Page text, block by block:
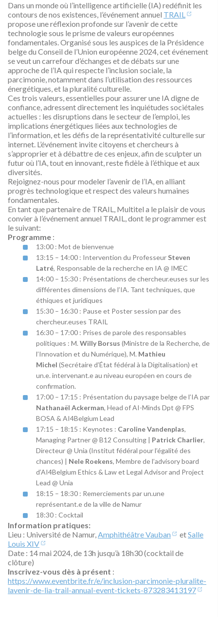
Dans un monde où l’intelligence artificielle (IA) redéfinit les
contours de nos existences, l’événement annuel TRAIL
propose une réflexion profonde sur l’avenir de cette
technologie sous le prisme de valeurs européennes
fondamentales. Organisé sous les auspices de la Présidence
belge du Conseil de l’Union européenne 2024, cet événement
se veut un carrefour d’échanges et de débats sur une
approche de l’IA qui respecte l’inclusion sociale, la
parcimonie, notamment dans l’utilisation des ressources
énergétiques, et la pluralité culturelle.
Ces trois valeurs, essentielles pour assurer une IA digne de
confiance, adressent directement les inquiétudes sociétales
actuelles : les disruptions dans le secteur de l’emploi, les
implications énergétiques liées aux technologies de
l’information, et les défis de la représentativité culturelle sur
internet. L’événement invite citoyens et chercheurs à
s’approprier et à débattre de ces enjeux, afin de sculpter un
futur où l’IA, tout en innovant, reste fidèle à l’éthique et aux
diversités.
Rejoignez-nous pour modeler l’avenir de l’IA, en alliant
progrès technologique et respect des valeurs humaines
fondamentales.
En tant que partenaire de TRAIL, Multitel a le plaisir de vous
convier à l’événement annuel TRAIL, dont le programmer est
le suivant:
Programme :
13:00 : Mot de bienvenue
13:15 – 14:00 : Intervention du Professeur Steven
Latré, Responsable de la recherche en IA @ IMEC
14:00 – 15:30 : Présentations de chercheur.euses sur les
différentes dimensions de l’IA. Tant techniques, que
éthiques et juridiques
15:30 – 16:30 : Pause et Poster session par des
chercheur.euses TRAIL
16:30 – 17:00 : Prises de parole des responsables
politiques : M. Willy Borsus (Ministre de la Recherche, de
l’Innovation et du Numérique), M. Mathieu
Michel (Secrétaire d’État fédéral à la Digitalisation) et
un.e. intervenant.e au niveau européen en cours de
confirmation.
17:00 – 17:15 : Présentation du paysage belge de l’IA par
Nathanaël Ackerman, Head of AI-Minds Dpt @ FPS
BOSA & AI4Belgium Lead
17:15 – 18:15 : Keynotes : Caroline Vandenplas,
Managing Partner @ B12 Consulting | Patrick Charlier,
Directeur @ Unia (Institut fédéral pour l’égalité des
chances) | Nele Roekens, Membre de l’advisory board
d’AI4Belgium Ethics & Law et Legal Advisor and Project
Lead @ Unia
18:15 – 18:30 : Remerciements par un.une
représentant.e de la ville de Namur
18:30 : Cocktail
Information pratiques:
Lieu : Université de Namur,Amphithéâtre Vauban etSalle
Louis XIV
Date : 14 mai 2024, de 13h jusqu’à 18h30 (cocktail de
clôture)
Inscrivez-vous dès à présent :
https://www.eventbrite.fr/e/inclusion-parcimonie-pluralite-
lavenir-de-lia-trail-annual-event-tickets-873283413197